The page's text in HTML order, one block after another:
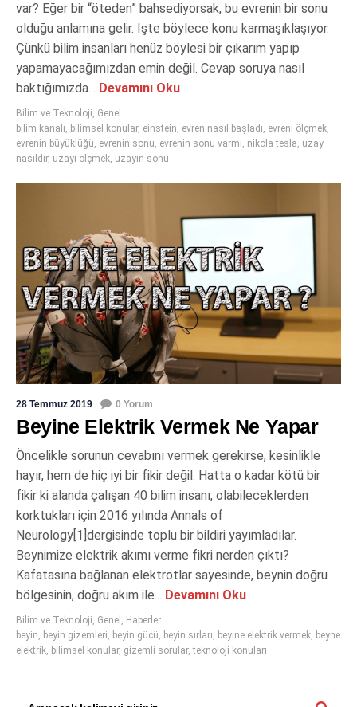
var? Eğer bir “öteden” bahsediyorsak, bu evrenin bir sonu
olduğu anlamına gelir. İşte böylece konu karmaşıklaşıyor.
Çünkü bilim insanları henüz böylesi bir çıkarım yapıp
yapamayacağımızdan emin değil. Cevap soruya nasıl
baktığımızda... Devamını Oku
Bilim ve Teknoloji, Genel
bilim kanalı, bilimsel konular, einstein, evren nasıl başladı, evreni ölçmek,
evrenin büyüklüğü, evrenin sonu, evrenin sonu varmı, nikola tesla, uzay
nasıldır, uzayı ölçmek, uzayın sonu
28 Temmuz 2019 0 Yorum
Beyine Elektrik Vermek Ne Yapar
Öncelikle sorunun cevabını vermek gerekirse, kesinlikle
hayır, hem de hiç iyi bir fikir değil. Hatta o kadar kötü bir
fikir ki alanda çalışan 40 bilim insanı, olabileceklerden
korktukları için 2016 yılında Annals of
Neurology[1]dergisinde toplu bir bildiri yayımladılar.
Beynimize elektrik akımı verme fikri nerden çıktı?
Kafatasına bağlanan elektrotlar sayesinde, beynin doğru
bölgesinin, doğru akım ile... Devamını Oku
Bilim ve Teknoloji, Genel , Haberler
beyin, beyin gizemleri, beyin gücü, beyin sırları, beyine elektrik vermek, beyne
elektrik, bilimsel konular, gizemli sorular,teknoloji konuları